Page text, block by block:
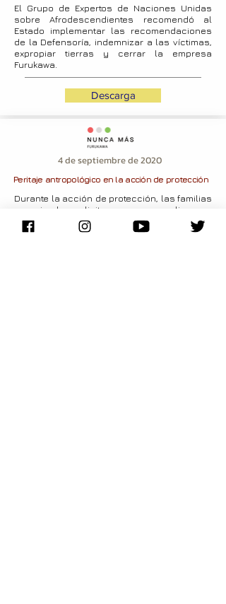
El Grupo de Expertos de Naciones Unidas
sobre Afrodescendientes recomendó al
Estado implementar las recomendaciones
de la Defensoría, indemnizar a las víctimas,
expropiar tierras y cerrar la empresa
Furukawa.
Descarga
4 de septiembre de 2020
Peritaje antropológico en la acción de protección
Durante la acción de protección, las familias
organizadas solicitaron que se realice una
pericia antropológica como parte de las
pruebas. El informe elaborado por la Perito